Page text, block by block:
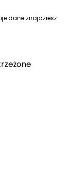
dane znajdziesz